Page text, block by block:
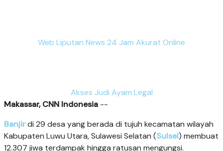
Web Liputan News 24 Jam Akurat Online
Akses Judi Ayam Legal
Makassar, CNN Indonesia --
Banjirdi 29 desa yang berada di tujuh kecamatan wilayah
Kabupaten Luwu Utara, Sulawesi Selatan (Sulsel) membuat
12.307 jiwa terdampak hingga ratusan mengungsi.